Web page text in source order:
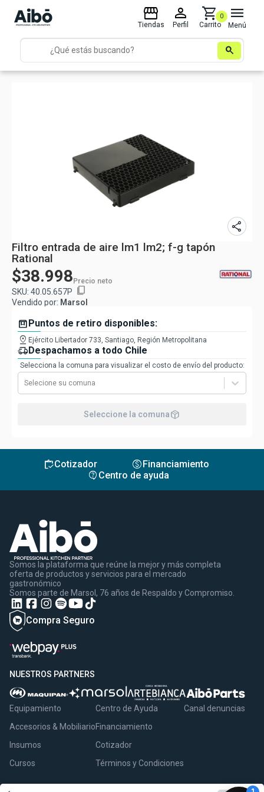
search
storefront
Tiendas
person
Perfil
shopping_cart
Carrito
0 menu
Menú
share
Filtro entrada de aire lm1 lm2; f-g tapón
Rational
$38.998 Precio neto
SKU: 40.05.657P content_copy
Vendido por: Marsol
boxPuntos de retiro disponibles:
pin_drop Ejército Libertador 733, Santiago, Región Metropolitana
delivery_truck_speedDespachamos a todo Chile
Selecciona la comuna para visualizar el costo de envío del producto:
Selecione su comuna
Seleccione la comunapackage_2
inventoryCotizador monetization_onFinanciamiento
contact_support Centro de ayuda
Somos la plataforma que reúne la mejor y más completa
oferta de productos y servicios para el mercado
gastronómico
Somos parte de Marsol, 76 años de Respaldo y Compromiso.
Compra Seguro
NUESTROS PARTNERS
Equipamiento
Accesorios & Mobiliario
Insumos
Cursos
Centro de Ayuda
Financiamiento
Cotizador
Términos y Condiciones
Canal denuncias